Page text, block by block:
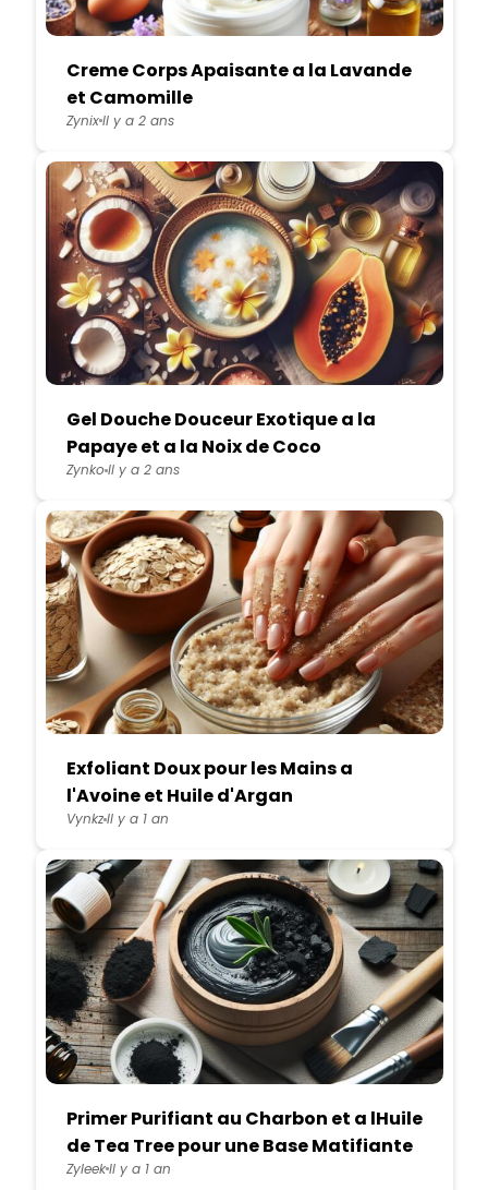
Creme Corps Apaisante a la Lavande
et Camomille
ZynixIl y a 2 ans
Gel Douche Douceur Exotique a la
Papaye et a la Noix de Coco
ZynkoIl y a 2 ans
Exfoliant Doux pour les Mains a
l'Avoine et Huile d'Argan
VynkzIl y a 1 an
Primer Purifiant au Charbon et a lHuile
de Tea Tree pour une Base Matifiante
ZyleekIl y a 1 an